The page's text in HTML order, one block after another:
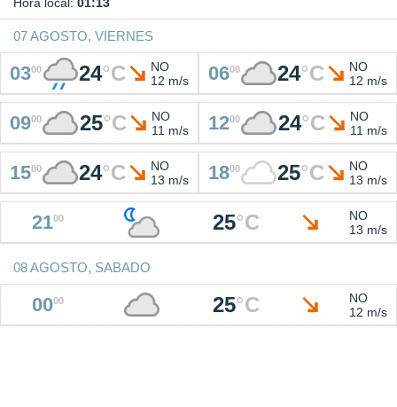
07 AGOSTO, VIERNES
0300 24°C
NO
12 m/s
0600 24°C
NO
12 m/s
0900 25°C
NO
11 m/s
1200 24°C
NO
11 m/s
1500 24°C
NO
13 m/s
1800 25°C
NO
13 m/s
2100 25°C
NO
13 m/s
08 AGOSTO, SABADO
0000 25°C
NO
12 m/s